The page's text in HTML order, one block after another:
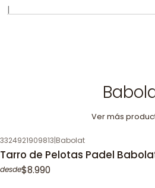
|
Ver más
3324921909813|Babolat
Tarro de Pelotas Padel
desde$8.990